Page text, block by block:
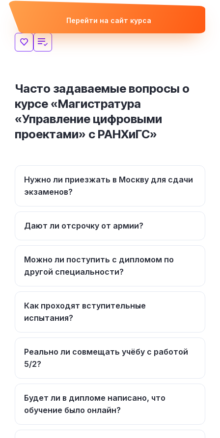
Перейти на сайт курса
Часто задаваемые вопросы о
курсе «Магистратура
«Управление цифровыми
проектами» с РАНХиГС»
Нужно ли приезжать в Москву для сдачи
экзаменов?
Дают ли отсрочку от армии?
Можно ли поступить с дипломом по
другой специальности?
Как проходят вступительные
испытания?
Реально ли совмещать учёбу с работой
5/2?
Будет ли в дипломе написано, что
обучение было онлайн?